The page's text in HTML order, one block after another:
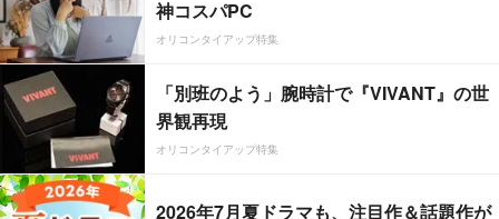
神コスパPC
オリコンタイアップ特集
「別班のよう」腕時計で『VIVANT』の世
界観再現
オリコンタイアップ特集
2026年7月夏ドラマも、注目作＆話題作が